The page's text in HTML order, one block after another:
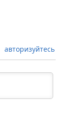
авторизуйтесь